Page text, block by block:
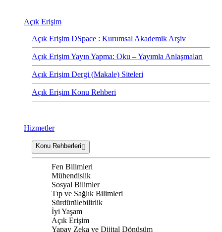
Açık Erişim
Açık Erişim DSpace : Kurumsal Akademik Arşiv
Açık Erişim Yayın Yapma: Oku – Yayımla Anlaşmaları
Açık Erişim Dergi (Makale) Siteleri
Açık Erişim Konu Rehberi
Hizmetler
Konu Rehberleri
Fen Bilimleri
Mühendislik
Sosyal Bilimler
Tıp ve Sağlık Bilimleri
Sürdürülebilirlik
İyi Yaşam
Açık Erişim
Yapay Zeka ve Dijital Dönüşüm